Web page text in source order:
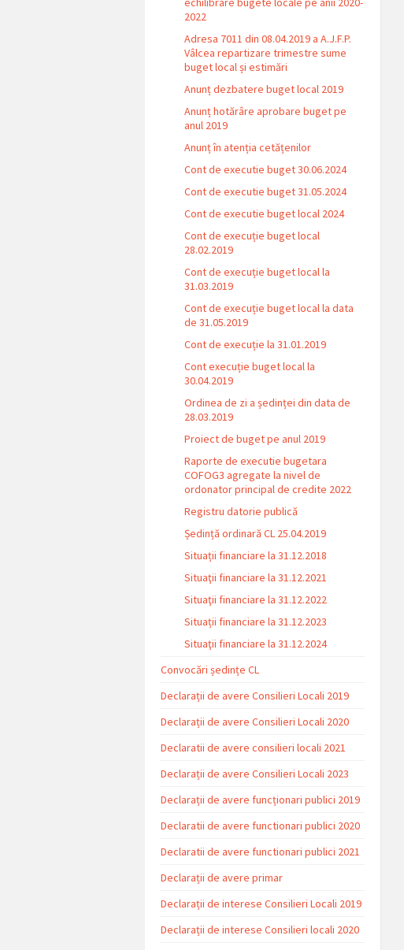
2022
Adresa 7011 din 08.04.2019 a A.J.F.P.
Vâlcea repartizare trimestre sume
buget local și estimări
Anunț dezbatere buget local 2019
Anunț hotărâre aprobare buget pe
anul 2019
Anunț în atenția cetățenilor
Cont de executie buget 30.06.2024
Cont de executie buget 31.05.2024
Cont de executie buget local 2024
Cont de execuție buget local
28.02.2019
Cont de execuție buget local la
31.03.2019
Cont de execuție buget local la data
de 31.05.2019
Cont de execuție la 31.01.2019
Cont execuție buget local la
30.04.2019
Ordinea de zi a ședinței din data de
28.03.2019
Proiect de buget pe anul 2019
Raporte de executie bugetara
COFOG3 agregate la nivel de
ordonator principal de credite 2022
Registru datorie publică
Ședință ordinară CL 25.04.2019
Situații financiare la 31.12.2018
Situaţii financiare la 31.12.2021
Situaţii financiare la 31.12.2022
Situații financiare la 31.12.2023
Situaţii financiare la 31.12.2024
Convocări ședințe CL
Declarații de avere Consilieri Locali 2019
Declarații de avere Consilieri Locali 2020
Declaratii de avere consilieri locali 2021
Declarații de avere Consilieri Locali 2023
Declarații de avere funcționari publici 2019
Declaratii de avere functionari publici 2020
Declaratii de avere functionari publici 2021
Declarații de avere primar
Declarații de interese Consilieri Locali 2019
Declarații de interese Consilieri locali 2020